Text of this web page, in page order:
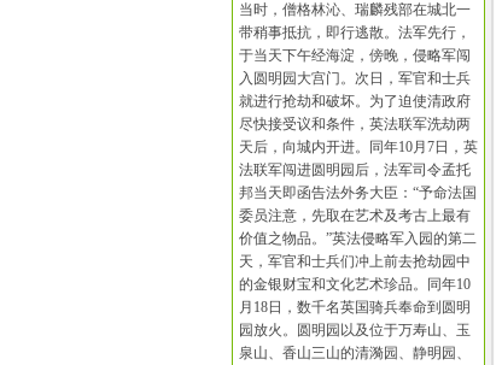
当时，僧格林沁、瑞麟残部在城北一
带稍事抵抗，即行逃散。法军先行，
于当天下午经海淀，傍晚，侵略军闯
入圆明园大宫门。次日，军官和士兵
就进行抢劫和破坏。为了迫使清政府
尽快接受议和条件，英法联军洗劫两
天后，向城内开进。同年10月7日，英
法联军闯进圆明园后，法军司令孟托
邦当天即函告法外务大臣：“予命法国
委员注意，先取在艺术及考古上最有
价值之物品。”英法侵略军入园的第二
天，军官和士兵们冲上前去抢劫园中
的金银财宝和文化艺术珍品。同年10
月18日，数千名英国骑兵奉命到圆明
园放火。圆明园以及位于万寿山、玉
泉山、香山三山的清漪园、静明园、